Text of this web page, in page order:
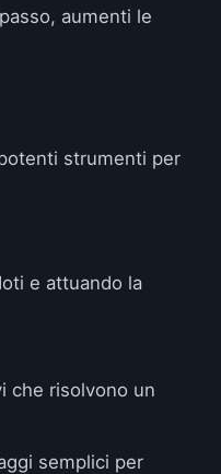
aumenti le
strumenti per
e attuando la
che risolvono un
semplici per